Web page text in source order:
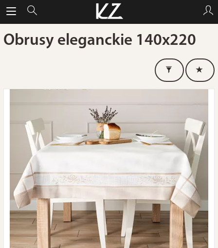
Obrusy eleganckie 140x220